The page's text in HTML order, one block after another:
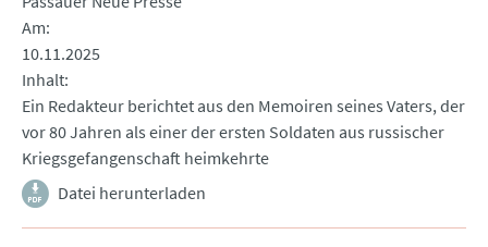
Am
10.11.2025
Inhalt
Ein Redakteur berichtet aus den Memoiren seines Vaters, der
vor 80 Jahren als einer der ersten Soldaten aus russischer
Kriegsgefangenschaft heimkehrte
Datei herunterladen